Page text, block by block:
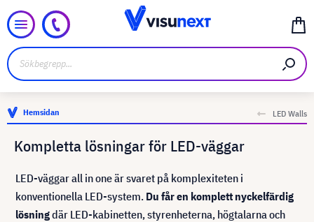
Hemsidan LED Walls
Kompletta lösningar för LED-väggar
LED-väggar all in one är svaret på komplexiteten i
konventionella LED-system. Du får en komplett nyckelfärdig
lösningdär LED-kabinetten, styrenheterna, högtalarna och